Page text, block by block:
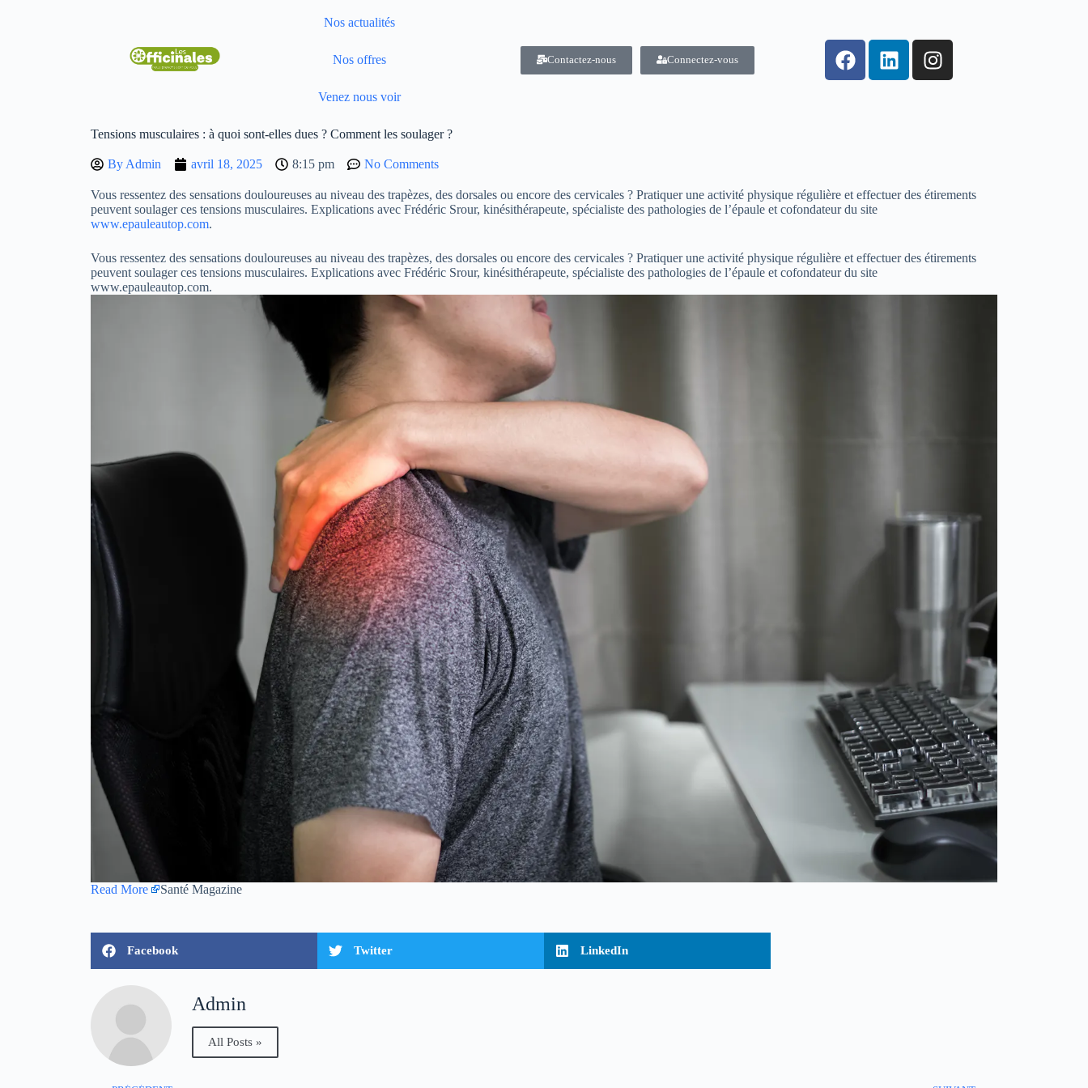
Nos actualités
Nos offres
Venez nous voir
Contactez-nous Connectez-vous
Tensions musculaires : à quoi sont-elles dues ? Comment les soulager ?
By Admin avril 18, 2025 8:15 pm No Comments
Vous ressentez des sensations douloureuses au niveau des trapèzes, des dorsales ou encore des cervicales ? Pratiquer une activité physique régulière et effectuer des étirements
peuvent soulager ces tensions musculaires. Explications avec Frédéric Srour, kinésithérapeute, spécialiste des pathologies de l’épaule et cofondateur du site
www.epauleautop.com.
Vous ressentez des sensations douloureuses au niveau des trapèzes, des dorsales ou encore des cervicales ? Pratiquer une activité physique régulière et effectuer des étirements
peuvent soulager ces tensions musculaires. Explications avec Frédéric Srour, kinésithérapeute, spécialiste des pathologies de l’épaule et cofondateur du site
www.epauleautop.com.
Read More Santé Magazine
Facebook Twitter LinkedIn
Admin
All Posts »